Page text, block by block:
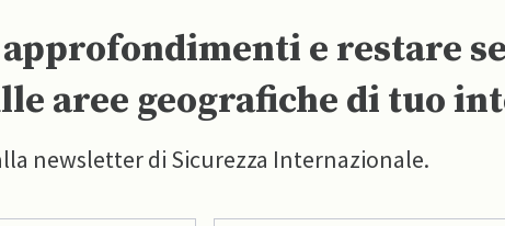
e restare
aree geografiche di tuo
newsletter di Sicurezza Internazionale.